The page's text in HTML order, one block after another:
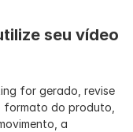
seu vídeo
for gerado, revise
formato do produto,
a